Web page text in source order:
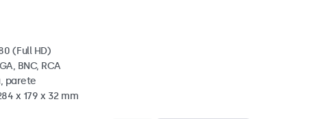
(Full HD)
BNC, RCA
parete
x 179 x 32 mm